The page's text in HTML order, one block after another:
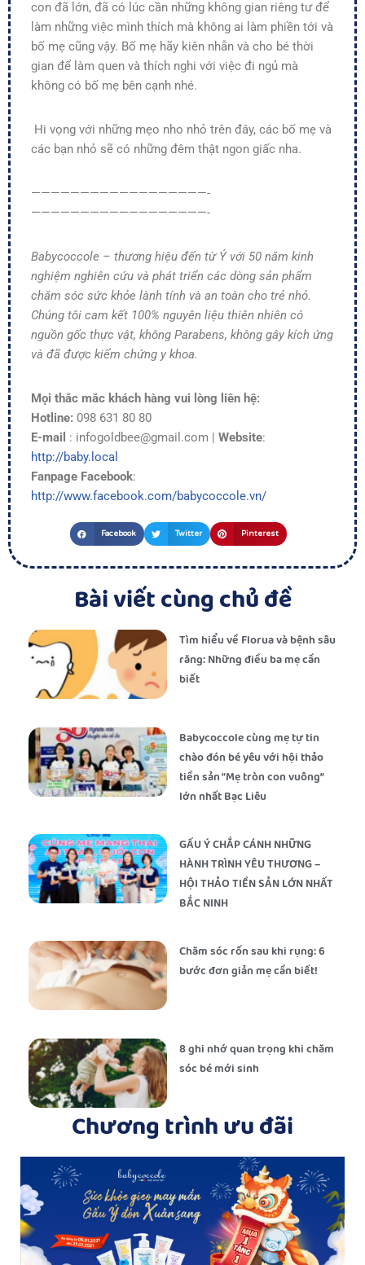
con đã lớn, đã có lúc cần những không gian riêng tư để
làm những việc mình thích mà không ai làm phiền tới và
bố mẹ cũng vậy. Bố mẹ hãy kiên nhẫn và cho bé thời
gian để làm quen và thích nghi với việc đi ngủ mà
không có bố mẹ bên cạnh nhé.
Hi vọng với những mẹo nho nhỏ trên đây, các bố mẹ và
các bạn nhỏ sẽ có những đêm thật ngon giấc nha.
——————————————————-
——————————————————-
Babycoccole – thương hiệu đến từ Ý với 50 năm kinh
nghiệm nghiên cứu và phát triển các dòng sản phẩm
chăm sóc sức khỏe lành tính và an toàn cho trẻ nhỏ.
Chúng tôi cam kết 100% nguyên liệu thiên nhiên có
nguồn gốc thực vật, không Parabens, không gây kích ứng
và đã được kiểm chứng y khoa.
Mọi thắc mắc khách hàng vui lòng liên hệ:
Hotline: 098 631 80 80
E-mail : infogoldbee@gmail.com | Website:
http://baby.local
Fanpage Facebook:
http://www.facebook.com/babycoccole.vn/
Facebook Twitter Pinterest
Bài viết cùng chủ đề
Tìm hiểu về Florua và bệnh sâu
răng: Những điều ba mẹ cần
biết
Babycoccole cùng mẹ tự tin
chào đón bé yêu với hội thảo
tiền sản “Mẹ tròn con vuông”
lớn nhất Bạc Liêu
GẤU Ý CHẮP CÁNH NHỮNG
HÀNH TRÌNH YÊU THƯƠNG –
HỘI THẢO TIỀN SẢN LỚN NHẤT
BẮC NINH
Chăm sóc rốn sau khi rụng: 6
bước đơn giản mẹ cần biết!
8 ghi nhớ quan trọng khi chăm
sóc bé mới sinh
Chương trình ưu đãi